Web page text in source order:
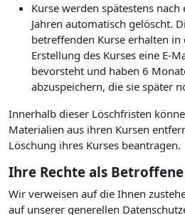
Kurse werden spätestens
Jahren automatisch gelöscht.
betreffenden Kurse erhalten in
Erstellung des Kurses eine E-
bevorsteht und haben 6
abzuspeichern, die sie später
Innerhalb dieser Löschfristen
Materialien aus ihren Kursen
Löschung ihres Kurses beantragen.
Ihre Rechte als Betroffene
Wir verweisen auf die Ihnen
auf unserer generellen